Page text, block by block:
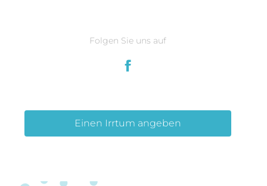
Folgen Sie uns auf
Einen Irrtum angeben